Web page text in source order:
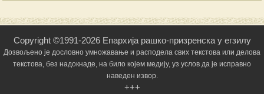
Copyright ©1991-2026 Епархија рашко-призренска у егзилу
Дозвољено је дословно умножавање и расподела свих текстова или делова
текстова, без надокнаде, на било којем медију, уз услов да је исправно
наведен извор.
+++